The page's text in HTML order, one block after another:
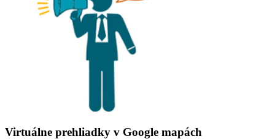
Virtuálne prehliadky v Google mapách